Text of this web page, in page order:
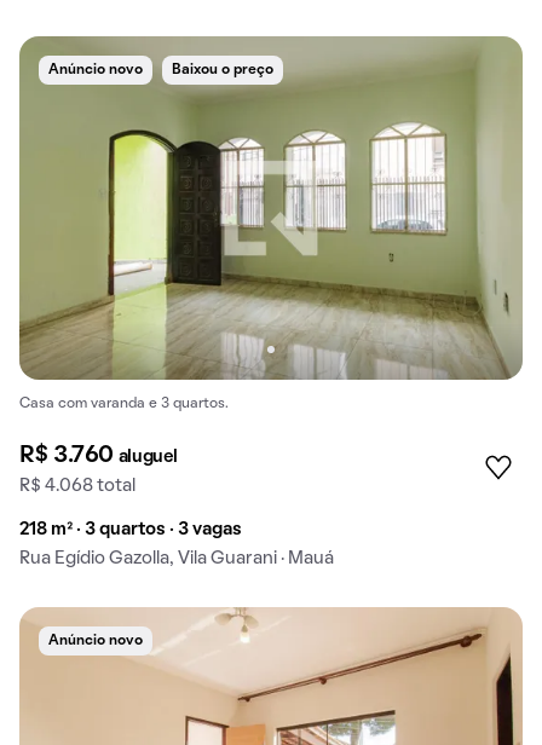
Anúncio novo Baixou o preço
Casa com varanda e 3 quartos.
R$ 3.760 aluguel
R$ 4.068 total
218 m² · 3 quartos · 3 vagas
Rua Egídio Gazolla, Vila Guarani · Mauá
Anúncio novo